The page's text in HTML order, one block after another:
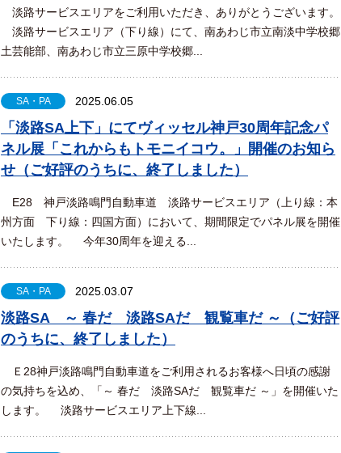
淡路サービスエリアをご利用いただき、ありがとうございます。
淡路サービスエリア（下り線）にて、南あわじ市立南淡中学校郷
土芸能部、南あわじ市立三原中学校郷...
SA・PA 2025.06.05
「淡路SA上下」にてヴィッセル神戸30周年記念パ
ネル展「これからもトモニイコウ。」開催のお知ら
せ（ご好評のうちに、終了しました）
E28 神戸淡路鳴門自動車道 淡路サービスエリア（上り線：本
州方面 下り線：四国方面）において、期間限定でパネル展を開催
いたします。 今年30周年を迎える...
SA・PA 2025.03.07
淡路SA ～ 春だ 淡路SAだ 観覧車だ ～（ご好評
のうちに、終了しました）
Ｅ28神戸淡路鳴門自動車道をご利用されるお客様へ日頃の感謝
の気持ちを込め、「～ 春だ 淡路SAだ 観覧車だ ～」を開催いた
します。 淡路サービスエリア上下線...